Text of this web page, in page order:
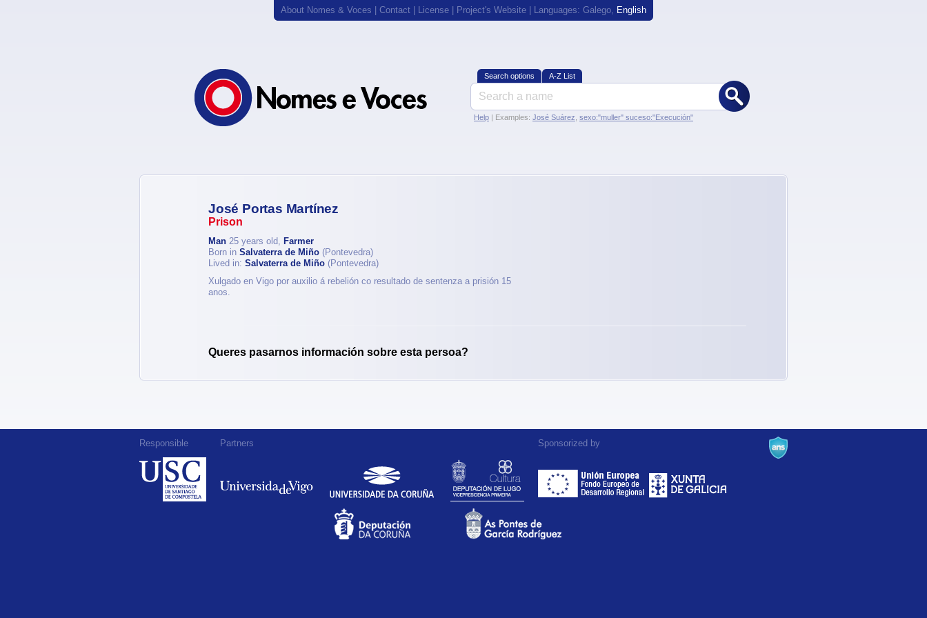
About Nomes & Voces Contact License Project's Website | Languages: Galego, English
Search options A-Z List
Help | Examples: José Suárez sexo:"muller" suceso:"Execución"
José Portas Martínez
Prison
Man 25 years old, Farmer
Born in Salvaterra de Miño (Pontevedra)
Lived in: Salvaterra de Miño (Pontevedra)
Xulgado en Vigo por auxilio á rebelión co resultado de sentenza a prisión 15
anos.
Queres pasarnos información sobre esta persoa?
Responsible Partners Sponsorized by